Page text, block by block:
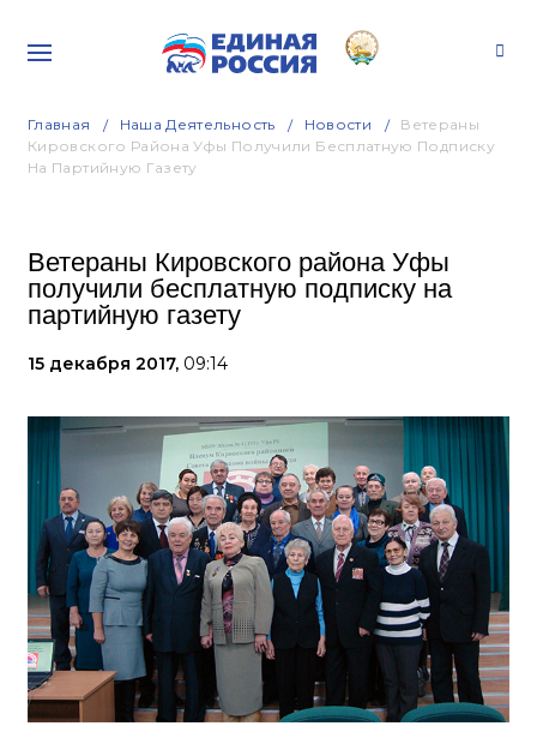
Главная Наша Деятельность Новости
Ветераны
Кировского Района Уфы Получили Бесплатную Подписку
На Партийную Газету
Ветераны Кировского района Уфы
получили бесплатную подписку на
партийную газету
15 декабря 2017, 09:14